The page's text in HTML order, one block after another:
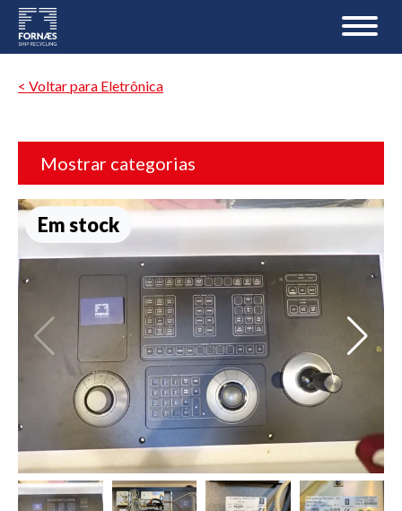
< Voltar para Eletrônica
Mostrar categorias
Em stock